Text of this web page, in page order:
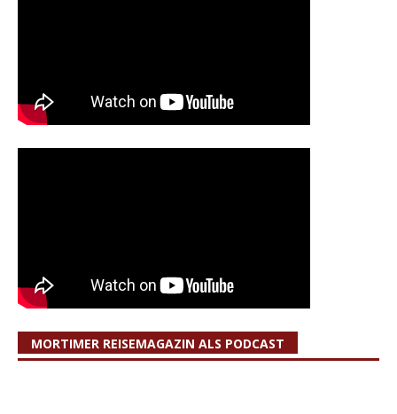
MORTIMER REISEMAGAZIN ALS PODCAST